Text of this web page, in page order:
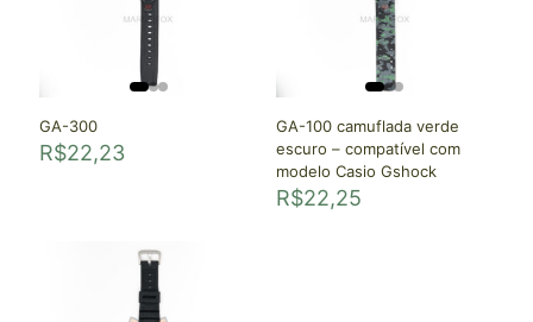
GA-300
R$22,23
GA-100 camuflada verde
escuro – compatível com
modelo Casio Gshock
R$22,25